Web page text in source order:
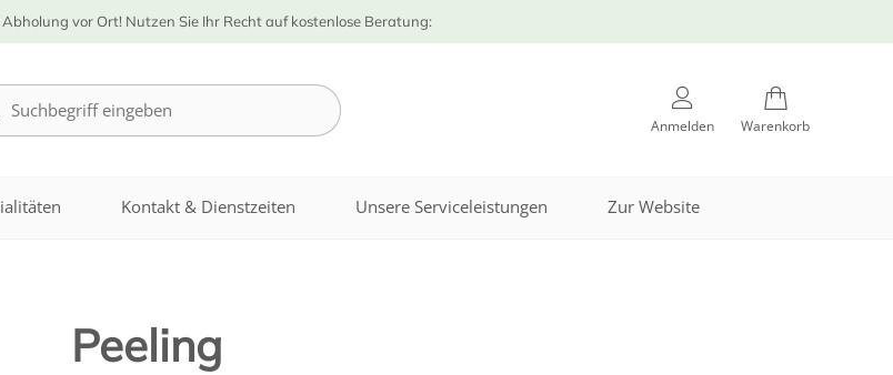
vor Ort! Nutzen Sie Ihr Recht auf kostenlose Beratung:
Anmelden Warenkorb
Kontakt & Dienstzeiten Unsere Serviceleistungen Zur Website
Peeling